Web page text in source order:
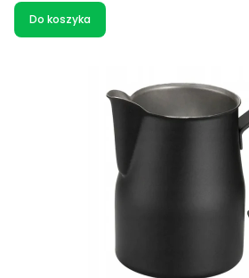
Do koszyka